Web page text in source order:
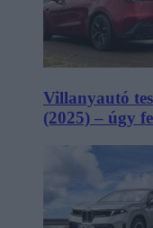
Villanyautó
(2025) – úgy